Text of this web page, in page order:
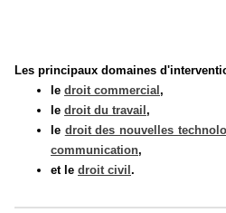
Les principaux domaines
le droit commercial ,
le droit du travail ,
le droit des nouvelles
communication,
et le droit civil .